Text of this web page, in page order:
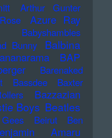
Arthur Gunter
Azure Ray
Babyshambles
Bunny Balbina
BAP
Barenaked
Bassdee
Baxter
Bazzazian
Boys Beatles
Beirut
Ben
Amaru